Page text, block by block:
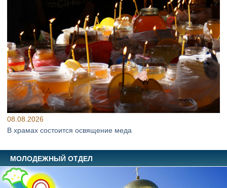
08.08.2026
В храмах состоится освящение меда
МОЛОДЕЖНЫЙ ОТДЕЛ